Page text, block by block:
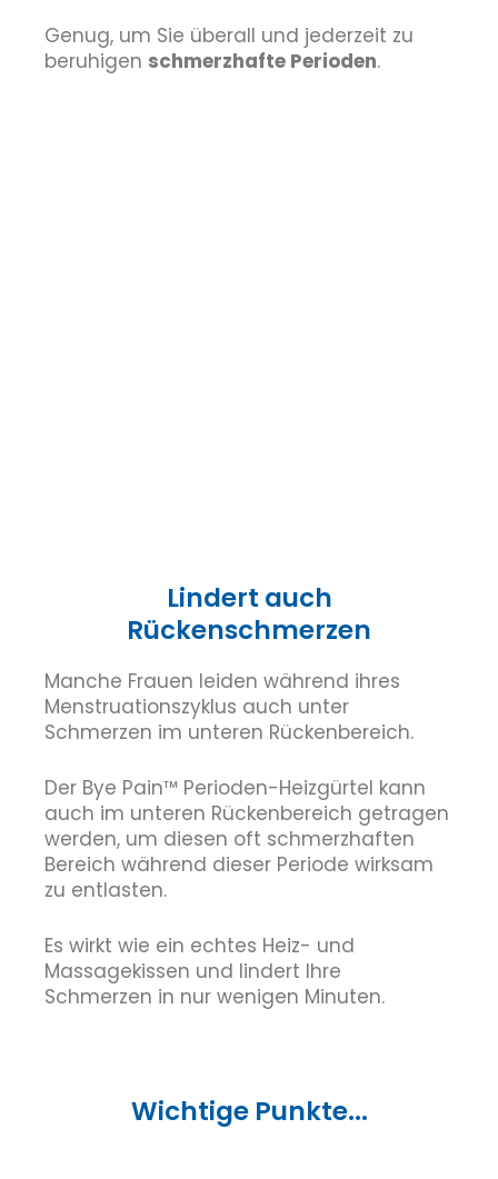
Genug, um Sie überall und jederzeit zu
beruhigen schmerzhafte Perioden.
Lindert auch
Rückenschmerzen
Manche Frauen leiden während ihres
Menstruationszyklus auch unter
Schmerzen im unteren Rückenbereich.
Der Bye Pain™ Perioden-Heizgürtel kann
auch im unteren Rückenbereich getragen
werden, um diesen oft schmerzhaften
Bereich während dieser Periode wirksam
zu entlasten.
Es wirkt wie ein echtes Heiz- und
Massagekissen und lindert Ihre
Schmerzen in nur wenigen Minuten.
Wichtige Punkte...